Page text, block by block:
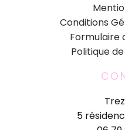
Conditions
Politique
5